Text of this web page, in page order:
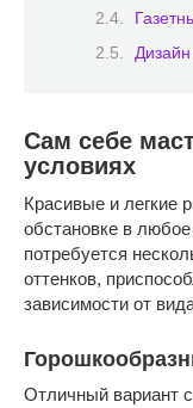
Сам себе
условиях
Красивые и легкие
обстановке в
потребуется
оттенков,
зависимости от
Отличный вариант